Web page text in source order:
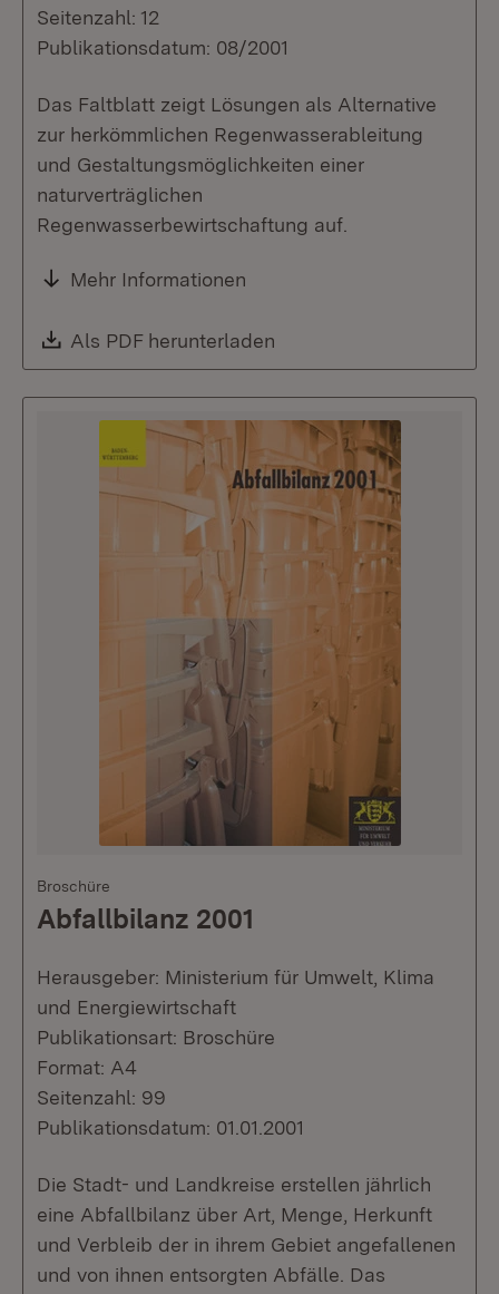
Seitenzahl: 12
Publikationsdatum: 08/2001
Das Faltblatt zeigt Lösungen als Alternative
zur herkömmlichen Regenwasserableitung
und Gestaltungsmöglichkeiten einer
naturverträglichen
Regenwasserbewirtschaftung auf.
Mehr Informationen
Download:
Als PDF herunterladen
Broschüre
Abfallbilanz 2001
Herausgeber: Ministerium für Umwelt, Klima
und Energiewirtschaft
Publikationsart: Broschüre
Format: A4
Seitenzahl: 99
Publikationsdatum: 01.01.2001
Die Stadt- und Landkreise erstellen jährlich
eine Abfallbilanz über Art, Menge, Herkunft
und Verbleib der in ihrem Gebiet angefallenen
und von ihnen entsorgten Abfälle. Das